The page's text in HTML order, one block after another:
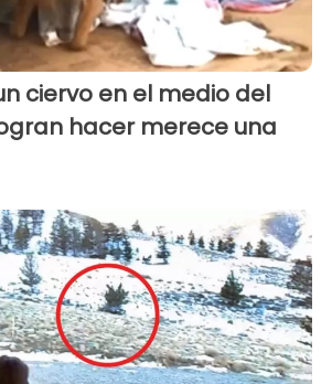
ciervo en el medio del
hacer merece una